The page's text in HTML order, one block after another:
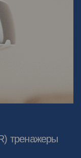
тренажеры